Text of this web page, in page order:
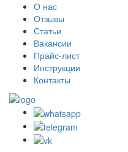
О нас
Отзывы
Статьи
Вакансии
Прайс-лист
Инструкции
Контакты